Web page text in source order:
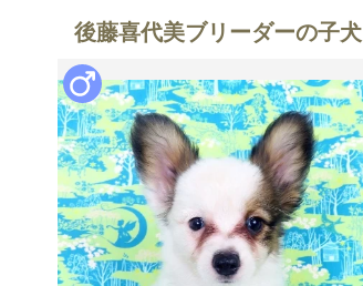
後藤喜代美ブリーダーの子犬